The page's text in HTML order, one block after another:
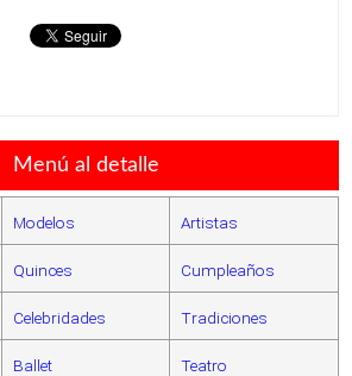
Menú al detalle
Modelos Artistas
Quinces Cumpleaños
Celebridades Tradiciones
Ballet Teatro